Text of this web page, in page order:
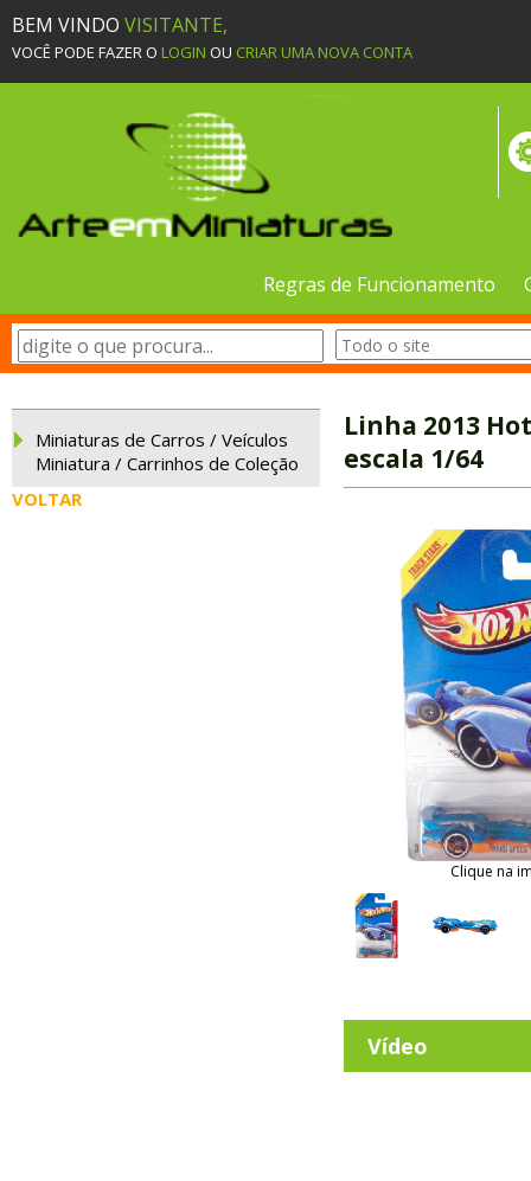
BEM VINDO VISITANTE,
VOCÊ PODE FAZER O LOGIN OU CRIAR UMA NOVA CONTA
Regras de Funcionamento
Miniaturas de Carros / Veículos
Miniatura / Carrinhos de Coleção
VOLTAR
Linha 2013
escala 1/64
Clique na
Vídeo